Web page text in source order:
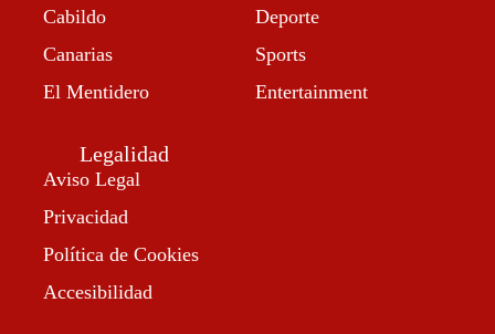
Cabildo
Canarias
El Mentidero
Deporte
Sports
Entertainment
Legalidad
Aviso Legal
Privacidad
Política de Cookies
Accesibilidad